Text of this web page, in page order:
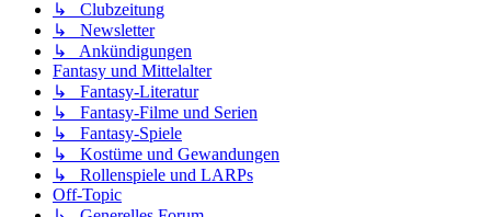
↳ Clubzeitung
↳ Newsletter
↳ Ankündigungen
Fantasy und Mittelalter
↳ Fantasy-Literatur
↳ Fantasy-Filme und Serien
↳ Fantasy-Spiele
↳ Kostüme und Gewandungen
↳ Rollenspiele und LARPs
Off-Topic